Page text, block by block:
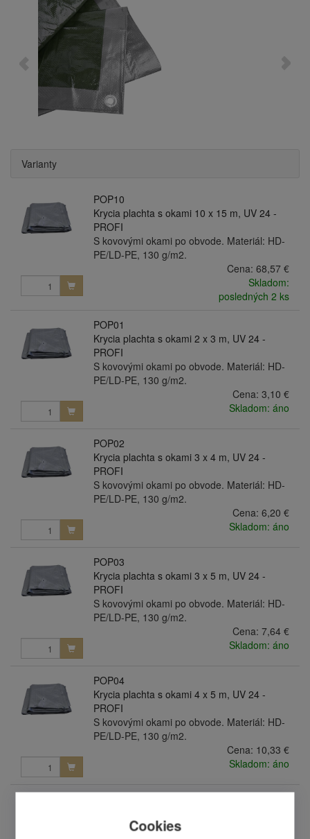
Varianty
POP10
Krycia plachta s okami 10 x 15 m, UV 24 -
PROFI
S kovovými okami po obvode. Materiál: HD-
PE/LD-PE, 130 g/m2.
Cena: 68,57 €
Skladom:
posledných 2 ks
POP01
Krycia plachta s okami 2 x 3 m, UV 24 -
PROFI
S kovovými okami po obvode. Materiál: HD-
PE/LD-PE, 130 g/m2.
Cena: 3,10 €
Skladom: áno
POP02
Krycia plachta s okami 3 x 4 m, UV 24 -
PROFI
S kovovými okami po obvode. Materiál: HD-
PE/LD-PE, 130 g/m2.
Cena: 6,20 €
Skladom: áno
POP03
Krycia plachta s okami 3 x 5 m, UV 24 -
PROFI
S kovovými okami po obvode. Materiál: HD-
PE/LD-PE, 130 g/m2.
Cena: 7,64 €
Skladom: áno
POP04
Krycia plachta s okami 4 x 5 m, UV 24 -
PROFI
S kovovými okami po obvode. Materiál: HD-
PE/LD-PE, 130 g/m2.
Cena: 10,33 €
Skladom: áno
Cookies